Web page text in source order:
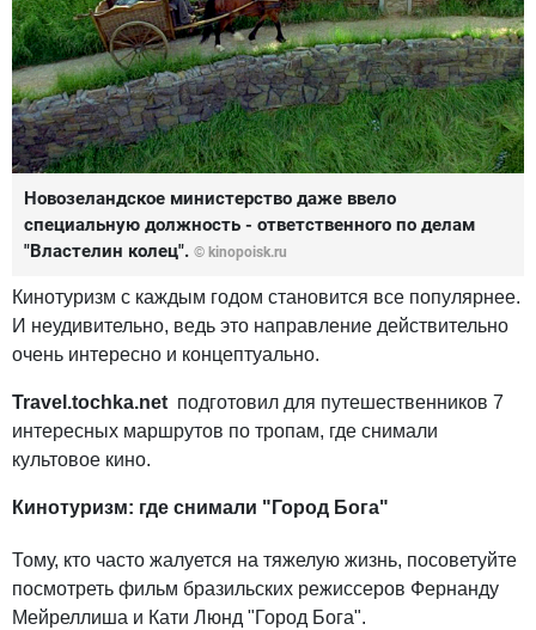
Новозеландское министерство даже ввело
специальную должность - ответственного по делам
"Властелин колец". © kinopoisk.ru
Кинотуризм с каждым годом становится все популярнее.
И неудивительно, ведь это направление действительно
очень интересно и концептуально.
Travel.tochka.net подготовил для путешественников 7
интересных маршрутов по тропам, где снимали
культовое кино.
Кинотуризм: где снимали "Город Бога"
Тому, кто часто жалуется на тяжелую жизнь, посоветуйте
посмотреть фильм бразильских режиссеров Фернанду
Мейреллиша и Кати Люнд "Город Бога".